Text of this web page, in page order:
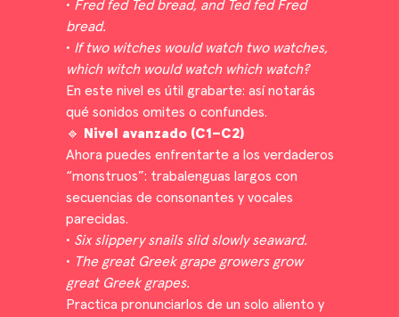
• Fred fed Ted bread, and Ted fed Fred
bread.
• If two witches would watch two watches,
which witch would watch which watch?
En este nivel es útil grabarte: así notarás
qué sonidos omites o confundes.
🔹 Nivel avanzado (C1–C2)
Ahora puedes enfrentarte a los verdaderos
“monstruos”: trabalenguas largos con
secuencias de consonantes y vocales
parecidas.
• Six slippery snails slid slowly seaward.
• The great Greek grape growers grow
great Greek grapes.
Practica pronunciarlos de un solo aliento y